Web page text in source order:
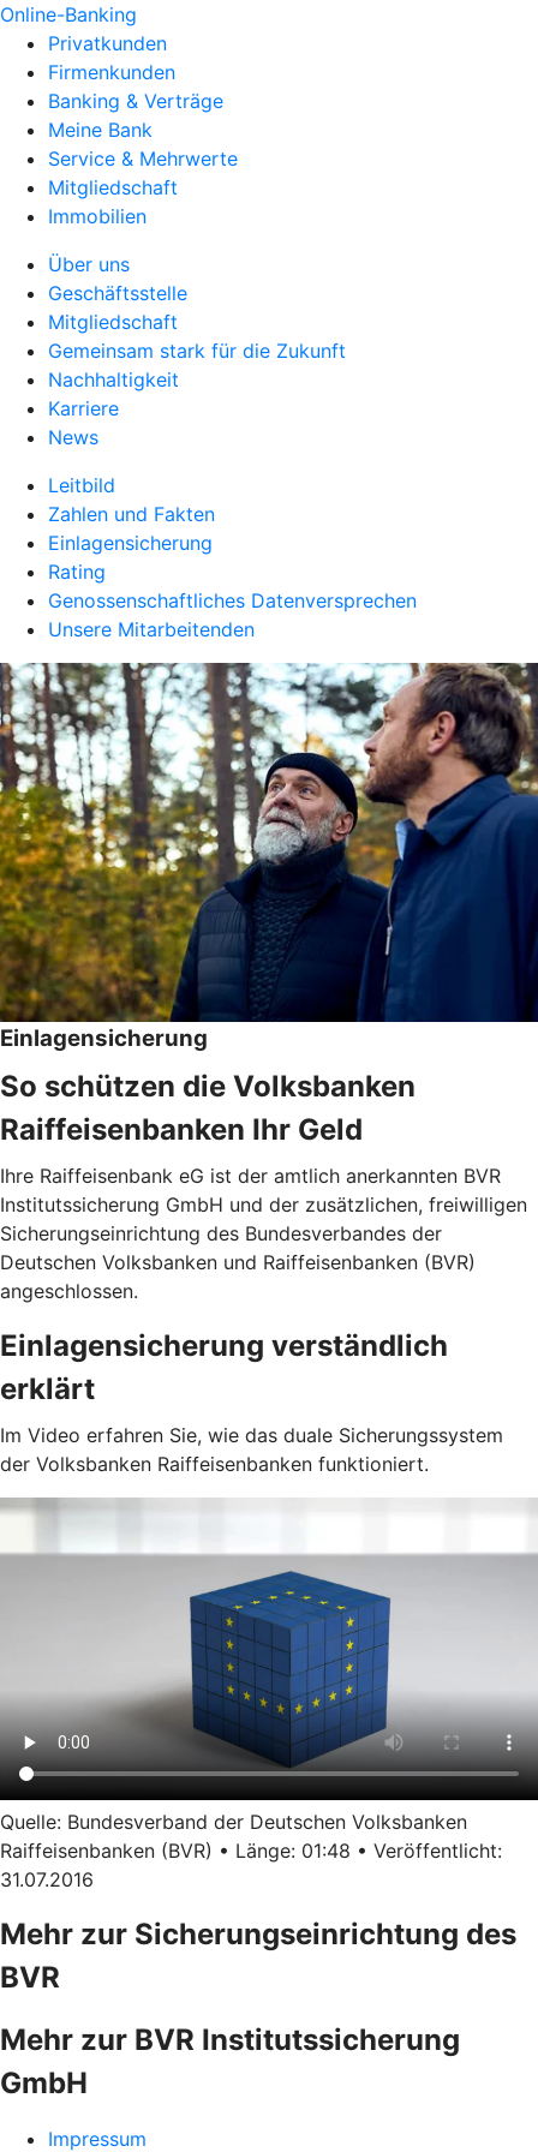
Online-Banking
Privatkunden
Firmenkunden
Banking & Verträge
Meine Bank
Service & Mehrwerte
Mitgliedschaft
Immobilien
Über uns
Geschäftsstelle
Mitgliedschaft
Gemeinsam stark für die Zukunft
Nachhaltigkeit
Karriere
News
Leitbild
Zahlen und Fakten
Einlagensicherung
Rating
Genossenschaftliches Datenversprechen
Unsere Mitarbeitenden
Einlagensicherung
So schützen die Volksbanken
Raiffeisenbanken Ihr Geld
Ihre Raiffeisenbank eG ist der amtlich anerkannten BVR
Institutssicherung GmbH und der zusätzlichen, freiwilligen
Sicherungseinrichtung des Bundesverbandes der
Deutschen Volksbanken und Raiffeisenbanken (BVR)
angeschlossen.
Einlagensicherung verständlich
erklärt
Im Video erfahren Sie, wie das duale Sicherungssystem
der Volksbanken Raiffeisenbanken funktioniert.
Quelle: Bundesverband der Deutschen Volksbanken
Raiffeisenbanken (BVR) • Länge: 01:48 • Veröffentlicht:
31.07.2016
Mehr zur Sicherungseinrichtung des
BVR
Mehr zur BVR Institutssicherung
GmbH
Impressum